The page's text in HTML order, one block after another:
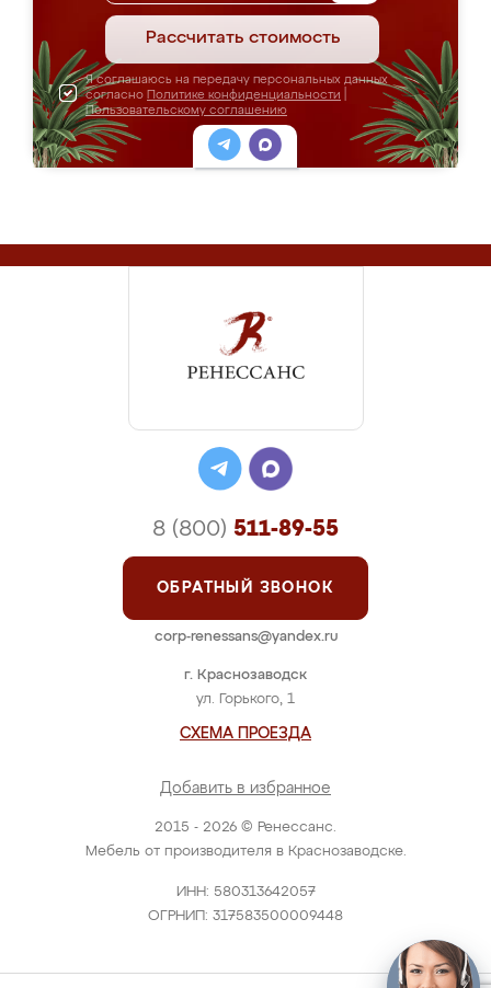
Рассчитать стоимость
Я соглашаюсь на передачу персональных данных
согласно Политике конфиденциальности
Пользовательскому соглашению
2015 - 2026 © Ренессанс.
Мебель от производителя в Краснозаводске.
ИНН: 580313642057
ОГРНИП: 317583500009448
г. Краснозаводск
ул. Горького, 1
СХЕМА ПРОЕЗДА
Добавить в избранное
8 (800) 511-89-55
ОБРАТНЫЙ ЗВОНОК
corp-renessans@yandex.ru